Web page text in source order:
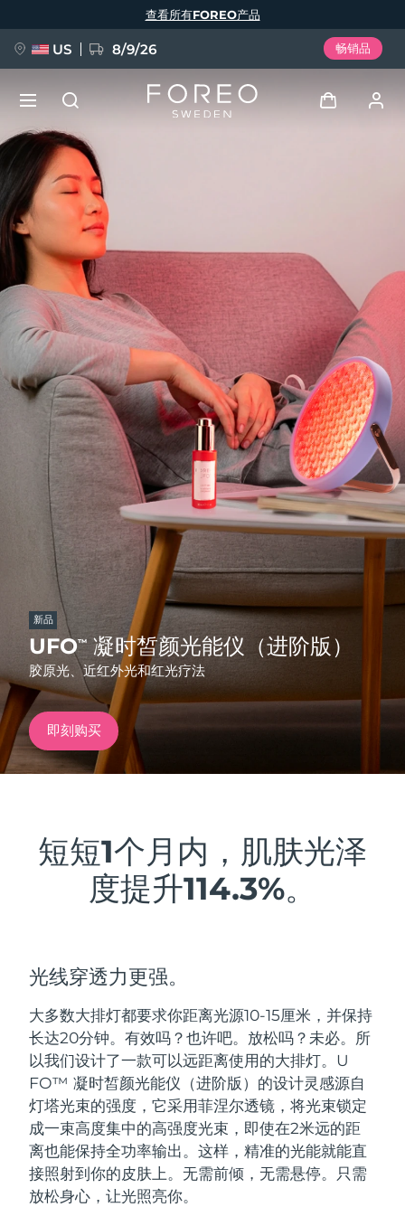
新品
UFO™ 凝时皙颜光能仪（进阶版）
胶原光、近红外光和红光疗法
即刻购买
短短1个月内，肌肤光泽
度提升114.3%。
光线穿透力更强。
大多数大排灯都要求你距离光源10-15厘米，并保持
长达20分钟。有效吗？也许吧。放松吗？未必。 所
以我们设计了一款可以远距离使用的大排灯。U​​
FO™ 凝时皙颜光能仪（进阶版）的设计灵感源自
灯塔光束的强度，它采用菲涅尔透镜，将光束锁定
成一束高度集中的高强度光束，即使在2米远的距
离也能保持全功率输出。这样，精准的光能就能直
接照射到你的皮肤上。无需前倾，无需悬停。只需
放松身心，让光照亮你。
查看所有FOREO产品
US 8/9/26 畅销品
我的设备
我的订单
我的地址
我的订阅
新品
FAQ™ Pure Beauty-Tech Elixir
BREAKING NEWS
issa™ Teeth Whitening Set
FAQ™ Dual LED Panel
热门产品
特别优惠 畅销产品
红光疗法
Anti-aging massage
LUNA™ 4 Plus
Massage, LED heating
LUNA™ 4 Men
For men, anti-aging massage
Microcurrent toning
BEAR™ 2 go
Microcurrent toning on-the-go
BEAR™ 2 eyes & lips
Microcurrent line smoothing device
补水保湿
UFO™ 3 套装
Deep facial hydration
UFO™ 3 LED
Near-infrared and red light therapy
device
口腔护理
issa™ 4
Hybrid silicone sonic toothbrush
issa™ 4 plus
Smart hybrid silicone sonic toothbrush
FAQ™ 抗老护理
抗老 LED治疗
NEW
语言
English
Français
Italiano
Português
Polski
Svenska
Русский
Türkçe
简体中文 繁體中文
发货国家
美国 预计送达日期8/9/26
英国 预计送达日期 8/8/26
西班牙 预计送达日期
澳大利亚 预计送达日期 8/11/26
法国 预计送达日期
德国
加拿大
奥地利 预计送达日期 8/8/26
预计送达日期
百慕大
波斯尼亚和黑塞哥维那 预计送达日期8/11/26
文莱 预计送达日期
保加利亚 预计送达日期8/8/26
加拿大 预计送达日期8/12/26
智利 预计送达日期 8/12/26